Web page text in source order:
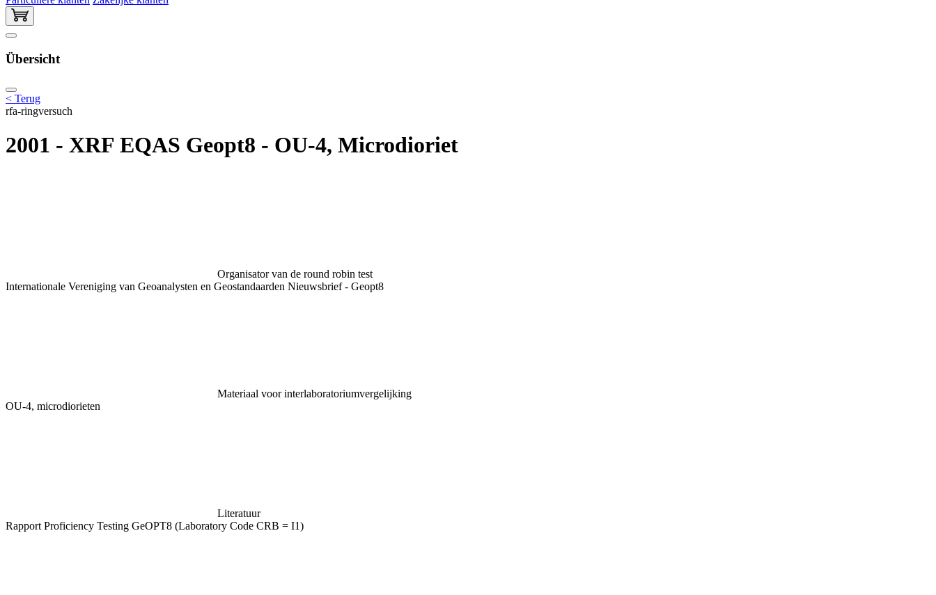
Übersicht
< Terug
rfa-ringversuch
2001 - XRF EQAS Geopt8 - OU-4, Microdioriet
Organisator van de round robin test
Internationale Vereniging van Geoanalysten en Geostandaarden Nieuwsbrief - Geopt8
Materiaal voor interlaboratoriumvergelijking
OU-4, microdiorieten
Literatuur
Rapport Proficiency Testing GeOPT8 (Laboratory Code CRB = I1)